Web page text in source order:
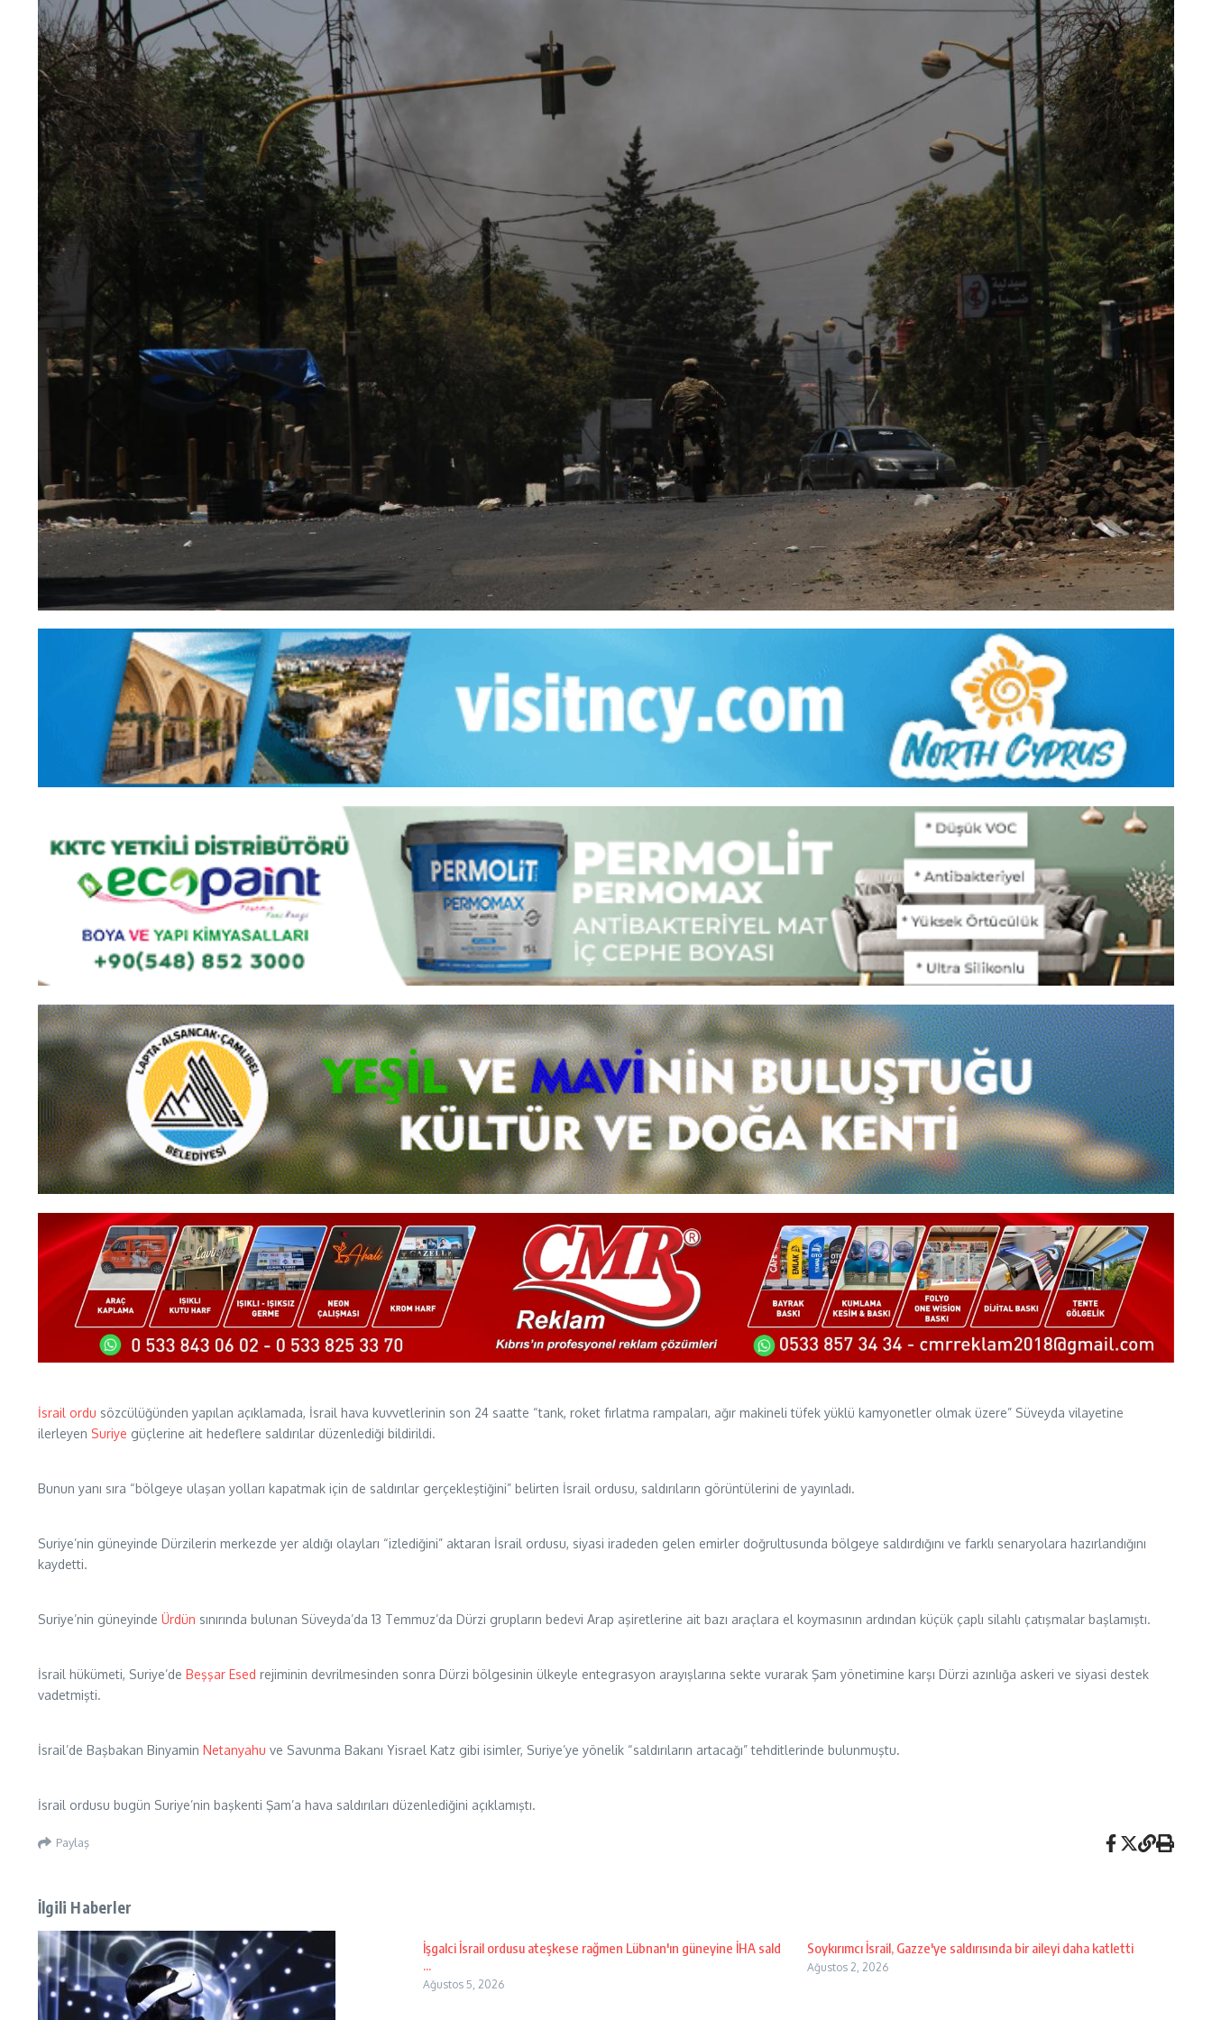
İsrail ordu sözcülüğünden yapılan açıklamada, İsrail hava kuvvetlerinin son 24 saatte “tank, roket fırlatma rampaları, ağır makineli tüfek yüklü kamyonetler olmak üzere” Süveyda vilayetine
ilerleyen Suriye güçlerine ait hedeflere saldırılar düzenlediği bildirildi.
Bunun yanı sıra “bölgeye ulaşan yolları kapatmak için de saldırılar gerçekleştiğini” belirten İsrail ordusu, saldırıların görüntülerini de yayınladı.
Suriye’nin güneyinde Dürzilerin merkezde yer aldığı olayları “izlediğini” aktaran İsrail ordusu, siyasi iradeden gelen emirler doğrultusunda bölgeye saldırdığını ve farklı senaryolara hazırlandığını
kaydetti.
Suriye’nin güneyinde Ürdün sınırında bulunan Süveyda’da 13 Temmuz’da Dürzi grupların bedevi Arap aşiretlerine ait bazı araçlara el koymasının ardından küçük çaplı silahlı çatışmalar başlamıştı.
İsrail hükümeti, Suriye’de Beşşar Esed rejiminin devrilmesinden sonra Dürzi bölgesinin ülkeyle entegrasyon arayışlarına sekte vurarak Şam yönetimine karşı Dürzi azınlığa askeri ve siyasi destek
vadetmişti.
İsrail’de Başbakan Binyamin Netanyahu ve Savunma Bakanı Yisrael Katz gibi isimler, Suriye’ye yönelik “saldırıların artacağı” tehditlerinde bulunmuştu.
İsrail ordusu bugün Suriye’nin başkenti Şam’a hava saldırıları düzenlediğini açıklamıştı.
Paylaş
İlgili Haberler
İşgalci İsrail ordusu ateşkese rağmen Lübnan'ın güneyine İHA sald
...
Ağustos 5, 2026
Soykırımcı İsrail, Gazze'ye saldırısında bir aileyi daha katletti
Ağustos 2, 2026